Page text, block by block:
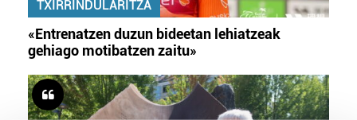
TXIRRINDULARITZA
«Entrenatzen duzun bideetan lehiatzeak
gehiago motibatzen zaitu»